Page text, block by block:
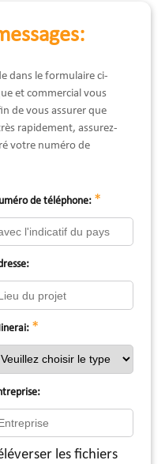
dans le formulaire ci-
et commercial vous
de vous assurer que
rapidement, assurez-
votre numéro de
de téléphone: *
*
les fichiers